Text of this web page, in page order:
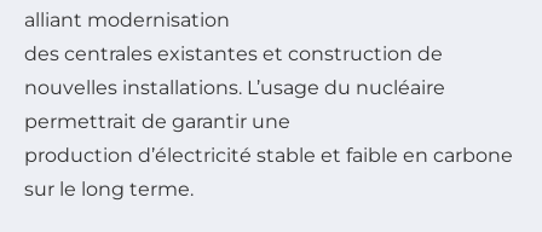
alliant modernisation
des centrales existantes et construction de
nouvelles installations. L’usage du nucléaire
permettrait de garantir une
production d’électricité stable et faible en carbone
sur le long terme.